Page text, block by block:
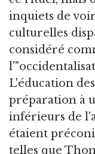
inquiets de
culturelles
considéré
L'éducation
préparation à
inférieurs de
étaient
telles que